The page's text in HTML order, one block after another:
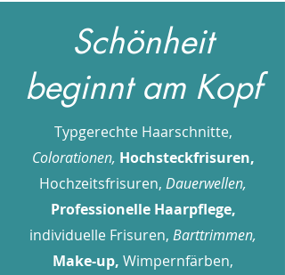
Schönheit
beginnt am Kopf
Typgerechte Haarschnitte,
Colorationen, Hochsteckfrisuren,
Hochzeitsfrisuren, Dauerwellen,
Professionelle Haarpflege,
individuelle Frisuren, Barttrimmen,
Make-up, Wimpernfärben,